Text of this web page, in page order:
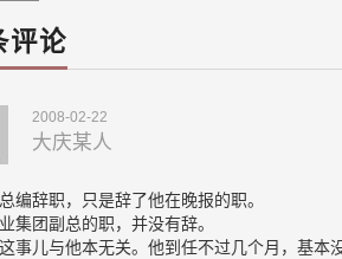
评论
2008-02-22
大庆某人
编辞职，只是辞了他在晚报的职。
集团副总的职，并没有辞。
事儿与他本无关。他到任不过几个月，基本